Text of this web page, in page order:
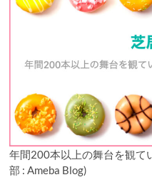
年間200本以上の舞台を観て
部 : Ameba Blog)